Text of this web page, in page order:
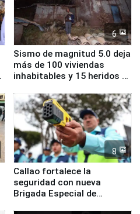
6
Sismo de magnitud 5.0 deja
más de 100 viviendas
inhabitables y 15 heridos en
8
Callao fortalece la
seguridad con nueva
Brigada Especial de